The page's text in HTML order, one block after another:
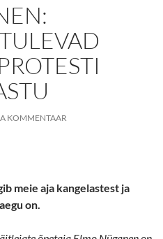
KOMMENTAAR
meie aja kangelastest ja
on.